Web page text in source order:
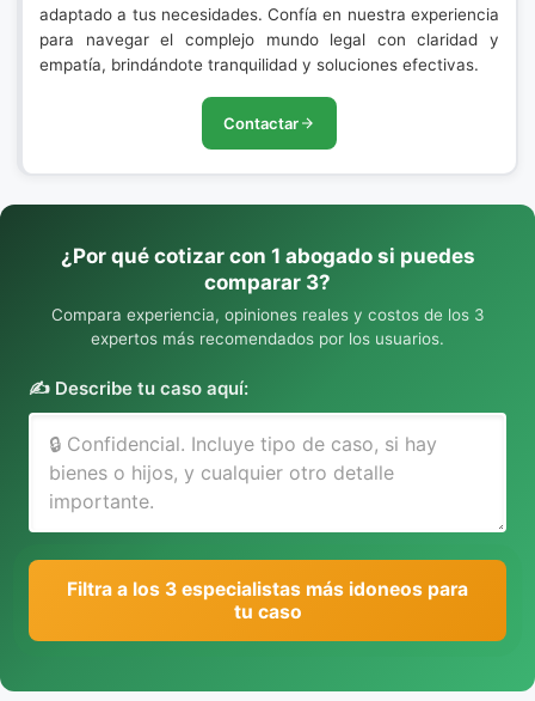
adaptado a tus necesidades. Confía en nuestra experiencia
para navegar el complejo mundo legal con claridad y
empatía, brindándote tranquilidad y soluciones efectivas.
Contactar
¿Por qué cotizar con 1 abogado si puedes
comparar 3?
Compara experiencia, opiniones reales y costos de los 3
expertos más recomendados por los usuarios.
✍️ Describe tu caso aquí:
Filtra a los 3 especialistas más idoneos para
tu caso